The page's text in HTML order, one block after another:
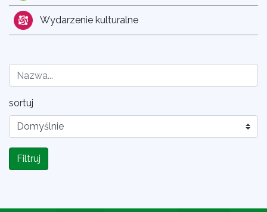
Wydarzenie kulturalne
sortuj
Filtruj